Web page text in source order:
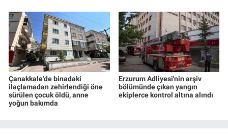
Çanakkale'de binadaki
ilaçlamadan zehirlendiği öne
sürülen çocuk öldü, anne
yoğun bakımda
Erzurum Adliyesi'nin arşiv
bölümünde çıkan yangın
ekiplerce kontrol altına alındı